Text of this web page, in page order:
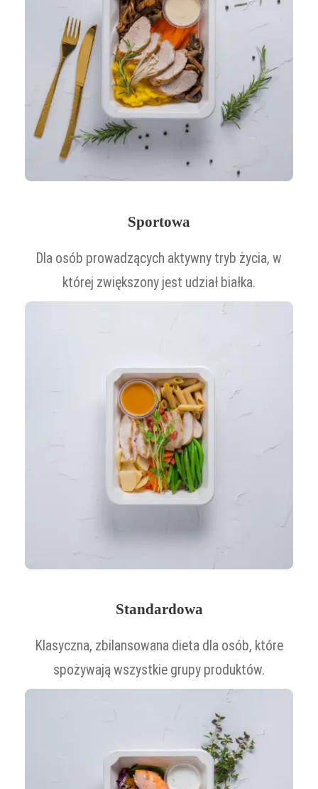
Sportowa
Dla osób prowadzących aktywny tryb życia, w
której zwiększony jest udział białka.
Standardowa
Klasyczna, zbilansowana dieta dla osób, które
spożywają wszystkie grupy produktów.